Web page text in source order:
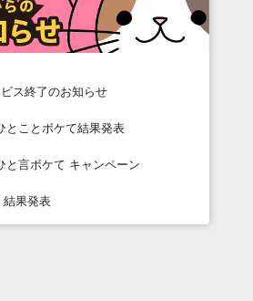
ス終了のお知らせ
とことボケて結果発表
と言ボケて キャンペーン
果発表